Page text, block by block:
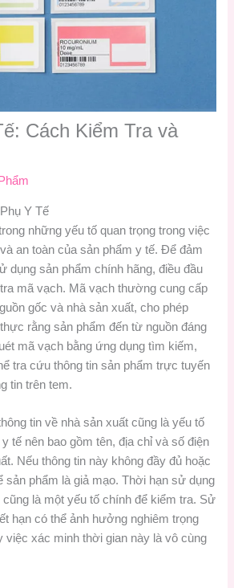
Cách Kiểm Tra và
Y Tế
những yếu tố quan trọng trong việc
an toàn của sản phẩm y tế. Để đảm
dụng sản phẩm chính hãng, điều đầu
mã vạch. Mã vạch thường cung cấp
gốc và nhà sản xuất, cho phép
rằng sản phẩm đến từ nguồn đáng
mã vạch bằng ứng dụng tìm kiếm,
tra cứu thông tin sản phẩm trực tuyến
tin trên tem.
tin về nhà sản xuất cũng là yếu tố
tế nên bao gồm tên, địa chỉ và số điện
Nếu thông tin này không đầy đủ hoặc
sản phẩm là giả mạo. Thời hạn sử dụng
là một yếu tố chính để kiểm tra. Sử
hạn có thể ảnh hưởng nghiêm trọng
việc xác minh thời gian này là vô cùng